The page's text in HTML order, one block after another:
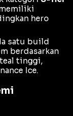
hero
satu build
berdasarkan
tinggi,
Ice.